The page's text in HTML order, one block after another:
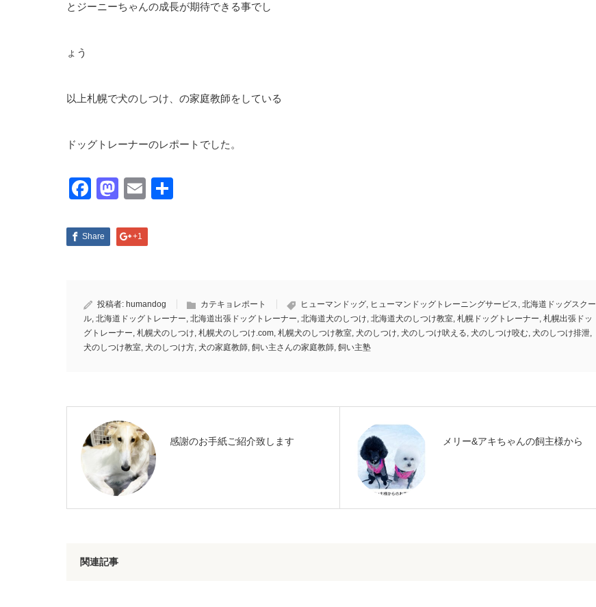
とジーニーちゃんの成長が期待できる事でし
ょう
以上札幌で犬のしつけ、の家庭教師をしている
ドッグトレーナーのレポートでした。
Facebook
Mastodon
Email
Share +1
投稿者: humandog カテキョレポート ヒューマンドッグ, ヒューマンドッグトレーニングサービス, 北海道ドッグスクー
ル, 北海道ドッグトレーナー, 北海道出張ドッグトレーナー, 北海道犬のしつけ, 北海道犬のしつけ教室, 札幌ドッグトレーナー, 札幌出張ドッ
グトレーナー, 札幌犬のしつけ, 札幌犬のしつけ.com, 札幌犬のしつけ教室, 犬のしつけ, 犬のしつけ吠える, 犬のしつけ咬む, 犬のしつけ排泄,
犬のしつけ教室, 犬のしつけ方, 犬の家庭教師, 飼い主さんの家庭教師, 飼い主塾
感謝のお手紙ご紹介致します メリー&アキちゃんの飼主様から
関連記事